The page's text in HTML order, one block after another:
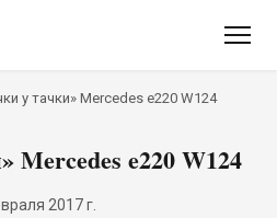
у тачки» Mercedes e220 W124
Mercedes e220 W124
2017 г.